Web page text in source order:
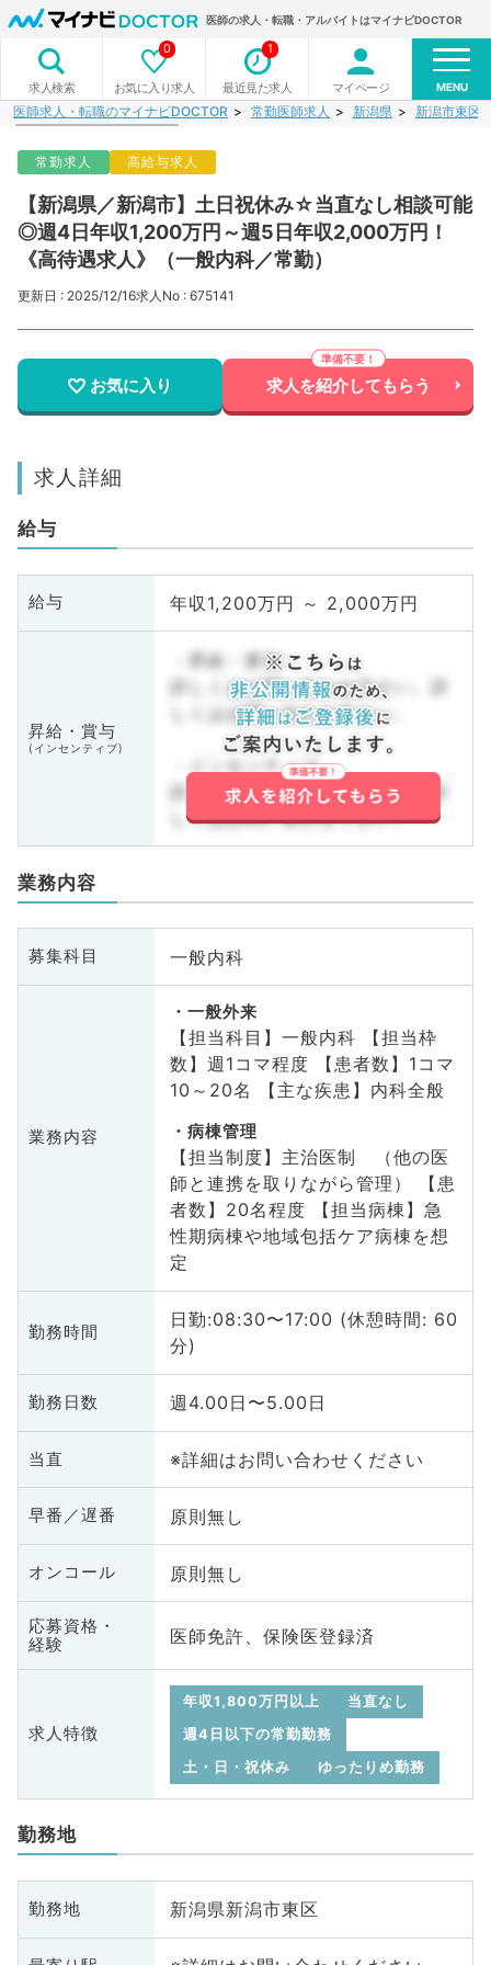
医師の求人・転職・アルバイトはマイナビDOCTOR
求人検索 お気に入り求人
0
最近見た求人
1
マイページ MENU
医師求人・転職のマイナビDOCTOR 常勤医師求人 新潟県 新潟市東区
常勤求人 高給与求人
【新潟県／新潟市】土日祝休み☆当直なし相談可能
◎週4日年収1,200万円～週5日年収2,000万円！
《高待遇求人》（一般内科／常勤）
更新日 : 2025/12/16求人No : 675141
お気に入り 求人を紹介してもらう
求人詳細
給与
給与 年収1,200万円 ～ 2,000万円
昇給・賞与
(インセンティブ)
・昇給・賞与
詳しくはお問い合わせ下さい。詳
しくはお問い合わせ下さい。
・インセンティブ
詳しくはお問い合わせ下さい。詳
しくはお問い合わせ下さい。
業務内容
募集科目 一般内科
業務内容
一般外来
【担当科目】一般内科 【担当枠
数】週1コマ程度 【患者数】1コマ
10～20名 【主な疾患】内科全般
病棟管理
【担当制度】主治医制 （他の医
師と連携を取りながら管理） 【患
者数】20名程度 【担当病棟】急
性期病棟や地域包括ケア病棟を想
定
勤務時間
日勤:08:30〜17:00 (休憩時間: 60
分)
勤務日数 週4.00日〜5.00日
当直 ※詳細はお問い合わせください
早番／遅番 原則無し
オンコール 原則無し
応募資格・
経験
医師免許、保険医登録済
求人特徴
年収1,800万円以上
当直なし
週4日以下の常勤勤務
土・日・祝休み
ゆったりめ勤務
勤務地
勤務地 新潟県新潟市東区